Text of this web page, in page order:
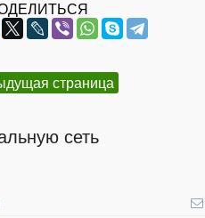
страница
сеть